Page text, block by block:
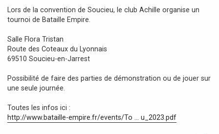
s
a
e
Lors de la convention de Soucieu, le club Achille organise un
tournoi de Bataille Empire.
Salle Flora Tristan
Route des Coteaux du Lyonnais
69510 Soucieu-en-Jarrest
Possibilité de faire des parties de démonstration ou de jouer sur
une seule journée.
Toutes les infos ici :
http://www.bataille-empire.fr/events/To ... u_2023.pdf